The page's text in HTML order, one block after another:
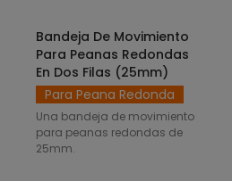
AÑADIR AL CARRITO
Bandeja De Movimiento
Para Peanas Redondas
En Dos Filas (25mm)
Para Peana Redonda
Una bandeja de movimiento
para peanas redondas de
25mm.